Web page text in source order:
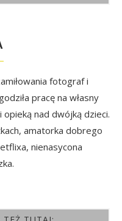
fotograf i
pracę na własny
nad dwójką dzieci.
amatorka dobrego
nienasycona